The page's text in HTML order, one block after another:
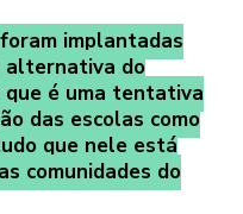
implantadas
alternativa do
que é uma tentativa
das escolas como
que nele está
comunidades do